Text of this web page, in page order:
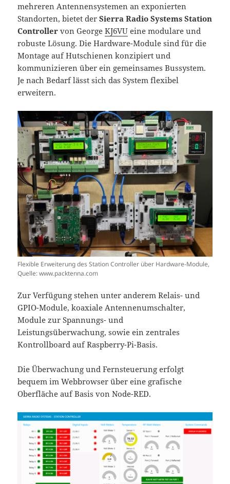
mehreren Antennensystemen an exponierten
Standorten, bietet derSierra Radio Systems Station
Controller von GeorgeKJ6VU eine modulare und
robuste Lösung. Die Hardware-Module sind für die
Montage auf Hutschienen konzipiert und
kommunizieren über ein gemeinsames Bussystem.
Je nach Bedarf lässt sich das System flexibel
erweitern.
Flexible Erweiterung des Station Controller über Hardware-Module,
Quelle: www.packtenna.com
Zur Verfügung stehen unter anderem Relais- und
GPIO-Module, koaxiale Antennenumschalter,
Module zur Spannungs- und
Leistungsüberwachung, sowie ein zentrales
Kontrollboard auf Raspberry-Pi-Basis.
Die Überwachung und Fernsteuerung erfolgt
bequem im Webbrowser über eine grafische
Oberfläche auf Basis von Node-RED.